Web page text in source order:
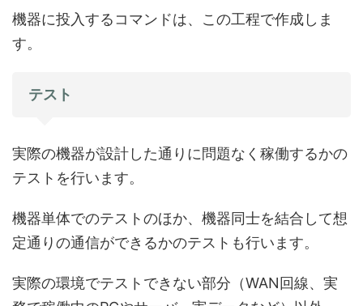
機器に投入するコマンドは、この工程で作成しま
す。
テスト
実際の機器が設計した通りに問題なく稼働するかの
テストを行います。
機器単体でのテストのほか、機器同士を結合して想
定通りの通信ができるかのテストも行います。
実際の環境でテストできない部分（WAN回線、実